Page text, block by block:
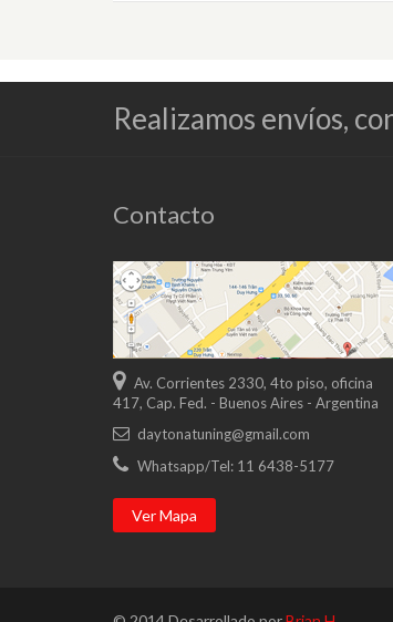
Realizamos envíos,
Contacto
Av. Corrientes 2330, 4to piso, oficina
417, Cap. Fed. - Buenos Aires - Argentina
daytonatuning@gmail.com
Whatsapp/Tel: 11 6438-5177
Ver Mapa